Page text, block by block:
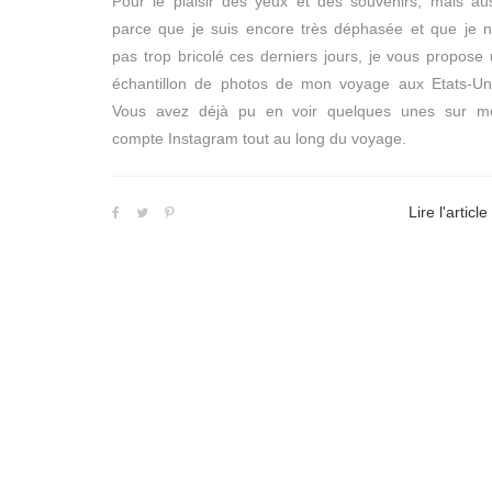
parce que je suis encore très déphasée et que je
pas trop bricolé ces derniers jours, je vous propose
échantillon de photos de mon voyage aux Etats-
Vous avez déjà pu en voir quelques unes sur
compte Instagram tout au long du voyage.
Lire l'article